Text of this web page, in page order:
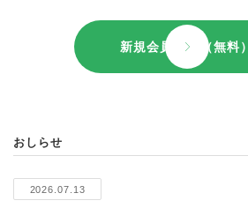
新規会員登録（無料）
おしらせ
2026.07.13